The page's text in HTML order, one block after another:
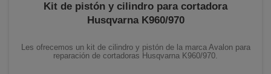
Kit de pistón y cilindro para cortadora
Husqvarna K960/970
Les ofrecemos un kit de cilindro y pistón de la marca Avalon para
reparación de cortadoras Husqvarna K960/970.